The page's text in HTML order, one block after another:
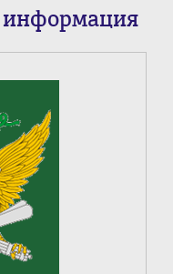
информация